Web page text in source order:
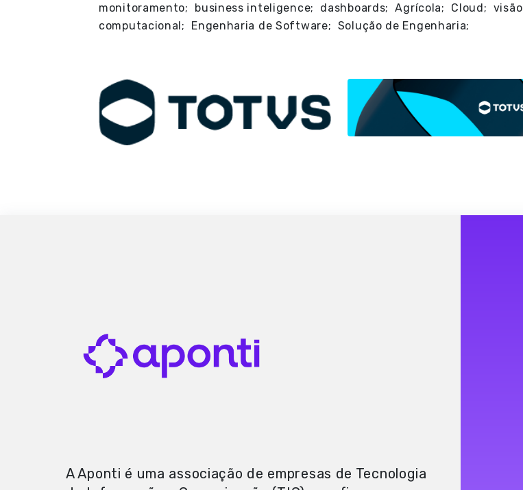
monitoramento; business inteligence; dashboards; Agrícola; Cloud; visão
computacional; Engenharia de Software; Solução de Engenharia;
A Aponti é uma associação de empresas de Tecnologia